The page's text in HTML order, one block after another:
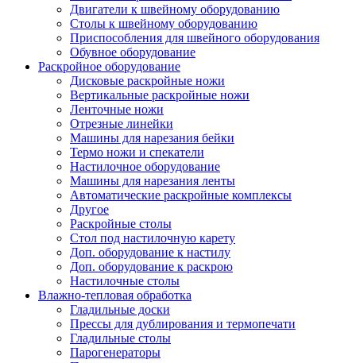
Двигатели к швейному оборудованию
Столы к швейному оборудованию
Приспособления для швейного оборудования
Обувное оборудование
Раскройное оборудование
Дисковые раскройные ножи
Вертикальные раскройные ножи
Ленточные ножи
Отрезные линейки
Машины для нарезания бейки
Термо ножи и спекатели
Настилочное оборудование
Машины для нарезания ленты
Автоматические раскройные комплексы
Другое
Раскройные столы
Стол под настилочную карету
Доп. оборудование к настилу
Доп. оборудование к раскрою
Настилочные столы
Влажно-тепловая обработка
Гладильные доски
Прессы для дублирования и термопечати
Гладильные столы
Парогенераторы